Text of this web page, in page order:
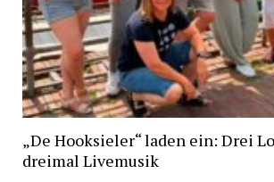
„De Hooksieler“ laden ein: Drei
dreimal Livemusik